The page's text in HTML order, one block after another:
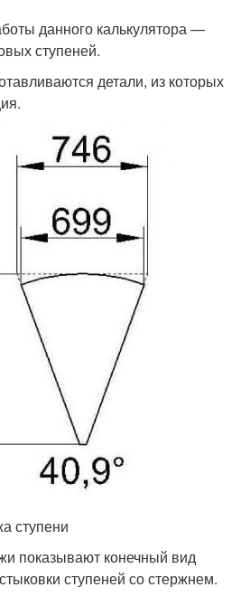
данного калькулятора —
ступеней.
детали, из которых
ступени
показывают конечный вид
ступеней со стержнем.